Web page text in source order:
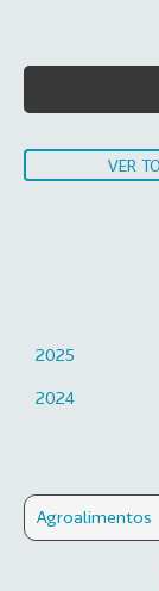
VER
2025
2024
Agroalimentos